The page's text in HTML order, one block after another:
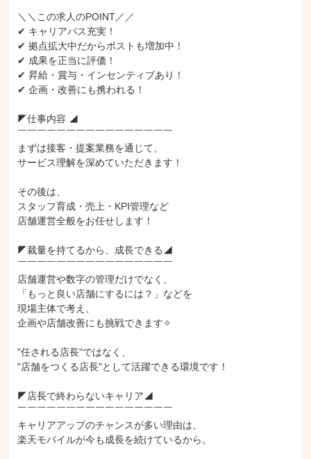
＼＼この求人のPOINT／／
✔ キャリアパス充実！
✔ 拠点拡大中だからポストも増加中！
✔ 成果を正当に評価！
✔ 昇給・賞与・インセンティブあり！
✔ 企画・改善にも携われる！
◤仕事内容 ◢
￣￣￣￣￣￣￣￣￣￣￣￣￣￣￣￣
まずは接客・提案業務を通じて、
サービス理解を深めていただきます！
その後は、
スタッフ育成・売上・KPI管理など
店舗運営全般をお任せします！
◤裁量を持てるから、成長できる◢
￣￣￣￣￣￣￣￣￣￣￣￣￣￣￣￣
店舗運営や数字の管理だけでなく、
「もっと良い店舗にするには？」などを
現場主体で考え、
企画や店舗改善にも挑戦できます✧
"任される店長"ではなく、
"店舗をつくる店長"として活躍できる環境です！
◤店長で終わらないキャリア◢
￣￣￣￣￣￣￣￣￣￣￣￣￣￣￣￣
キャリアアップのチャンスが多い理由は、
楽天モバイルが今も成長を続けているから。